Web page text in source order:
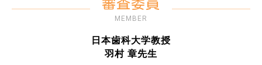
審査委員
MEMBER
日本歯科大学教授
羽村 章先生